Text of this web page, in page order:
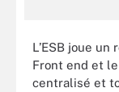
L’ESB joue
Front end et
centralisé et